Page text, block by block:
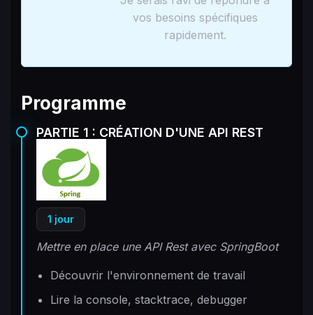
vos besoins spécifiques
rapidement.
Programme
PARTIE 1 : CRÉATION D'UNE API REST
1 jour
Mettre en place une API Rest avec SpringBoot
Découvrir l'environnement de travail
Lire la console, stacktrace, debugger